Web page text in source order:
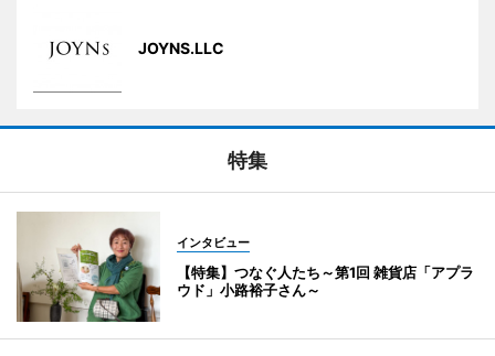
JOYNS.LLC
特集
インタビュー
【特集】つなぐ人たち～第1回 雑貨店「アプラ
ウド」小路裕子さん～